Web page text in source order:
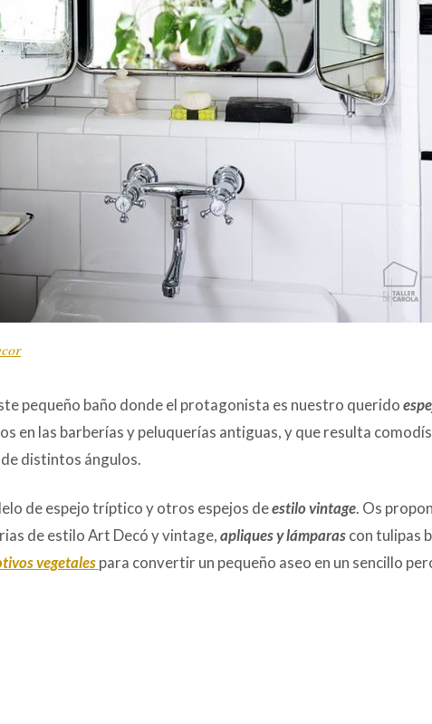
pequeño baño donde el protagonista es nuestro querido
en las barberías y peluquerías antiguas, y que resulta
distintos ángulos.
de espejo tríptico y otros espejos deestilo vintage. Os
de estilo Art Decó y vintage,apliques y lámparascon tulipas
vegetalespara convertir un pequeño aseo en un sencillo